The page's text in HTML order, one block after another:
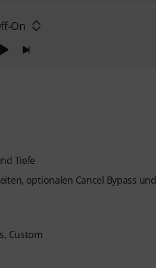
On
Tiefe
optionalen Cancel Bypass
Custom